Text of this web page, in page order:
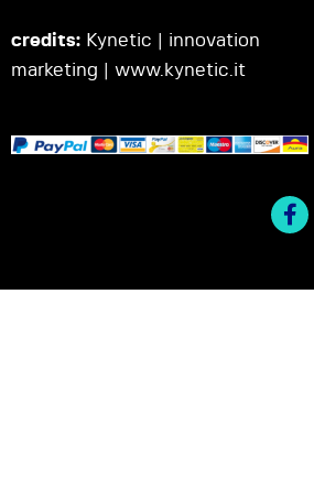
credits: Kynetic | innovation
marketing | www.kynetic.it